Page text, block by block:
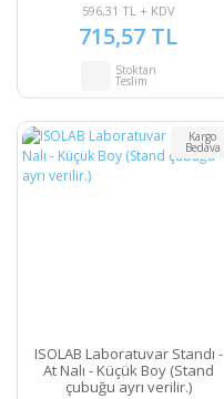
596,31 TL + KDV
715,57 TL
Stoktan
Teslim
Kargo
Bedava
ISOLAB Laboratuvar Standı -
At Nalı - Küçük Boy (Stand
çubuğu ayrı verilir.)